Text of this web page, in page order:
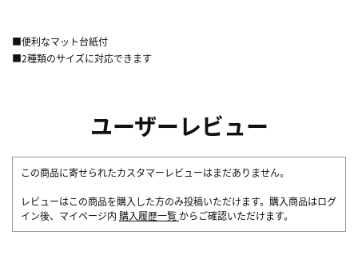
■便利なマット台紙付
■2種類のサイズに対応できます
ユーザーレビュー
この商品に寄せられたカスタマーレビューはまだありません。
レビューはこの商品を購入した方のみ投稿いただけます。購入商品はログ
イン後、マイページ内 購入履歴一覧 からご確認いただけます。